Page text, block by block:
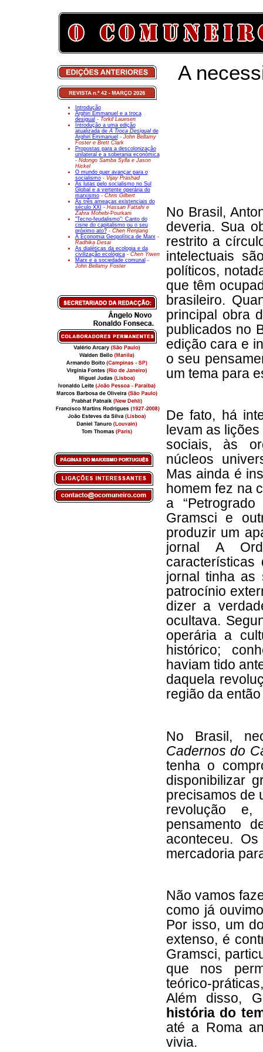
Introdução
Arghiri Emmanuel e a troca
desigual - Torkil Lauesen
Introdução a uma edição
atualizada deA Troca Desigualde
Arghiri Emmanuel - John Bellamy
Foster e Brett Clark
Propostas para a descolonização
unilateral e a soberania económica
- Ndongo Samba Sylla e Jason
Hickel
O mundo quer avançar para o
socialismo- Vijay Prashad
As lutas pelo socialismo no Sul
Global e a vertente operária do
marxismo- Chris Gilbert
As três ameaças existenciais do
século XXI - Hassan Fattahi e
Zahra Mohebi-Pourkani
"Tecno-feudalismo": Canto do
cisne do capitalismo ou o seu
próximo ato? - Chen Renjiang
A Economia Geopolítica de Marx-
Radhika Desai
As dialéticas da ecologia e da
civilização ecológica - Chen Yiwen
Marx e a sociedade comunal -
John Bellamy Foster
A
No Brasil,
deveria. Sua
restrito a
intelectuais
políticos,
que têm
brasileiro.
principal obra
publicados no
edição cara e
o seu
um tema para
De fato, há
levam as
sociais, às
núcleos
Mas ainda é
homem fez na
a
Gramsci e
produzir um
jornal A
jornal tinha as
patrocínio
dizer a
ocultava.
operária a
histórico;
haviam tido
daquela
região da
No Brasil,
Cadernos do
tenha o
disponibilizar
precisamos de
revolução e,
pensamento
aconteceu.
mercadoria
Não vamos
como já
Por isso, um
extenso, é
Gramsci,
que nos
teórico-
Além disso,
história do
até a Roma
vivia.